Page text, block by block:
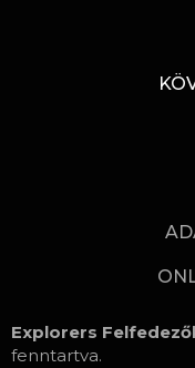
Explorers
fenntartva.